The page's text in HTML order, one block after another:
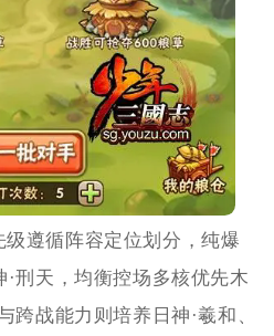
级遵循阵容定位划分，纯爆
刑天，均衡控场多核优先木
跨战能力则培养日神·羲和、